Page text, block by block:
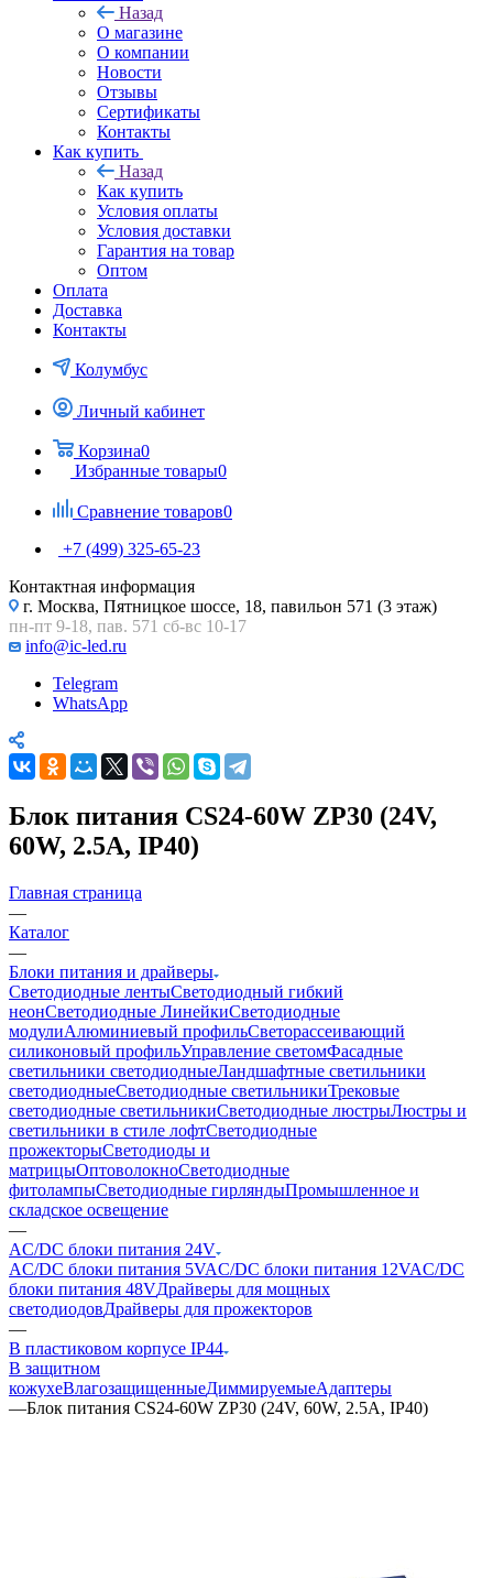
Назад
О магазине
О компании
Новости
Отзывы
Сертификаты
Контакты
Как купить
Назад
Как купить
Условия оплаты
Условия доставки
Гарантия на товар
Оптом
Оплата
Доставка
Контакты
Колумбус
Личный кабинет
Корзина0
Избранные товары0
Сравнение товаров0
+7 (499) 325-65-23
Контактная информация
г. Москва, Пятницкое шоссе, 18, павильон 571 (3 этаж)
пн-пт 9-18, пав. 571 сб-вс 10-17
info@ic-led.ru
Telegram
WhatsApp
Блок питания CS24-60W ZP30 (24V,
60W, 2.5A, IP40)
Главная страница
—
Каталог
—
Блоки питания и драйверы
Светодиодные лентыСветодиодный гибкий
неонСветодиодные ЛинейкиСветодиодные
модулиАлюминиевый профильСветорассеивающий
силиконовый профильУправление светомФасадные
светильники светодиодныеЛандшафтные светильники
светодиодныеСветодиодные светильникиТрековые
светодиодные светильникиСветодиодные люстрыЛюстры и
светильники в стиле лофтСветодиодные
прожекторыСветодиоды и
матрицыОптоволокноСветодиодные
фитолампыСветодиодные гирляндыПромышленное и
складское освещение
—
AC/DC блоки питания 24V
AC/DC блоки питания 5VAC/DC блоки питания 12VAC/DC
блоки питания 48VДрайверы для мощных
светодиодовДрайверы для прожекторов
—
В пластиковом корпусе IP44
В защитном
кожухеВлагозащищенныеДиммируемыеАдаптеры
—Блок питания CS24-60W ZP30 (24V, 60W, 2.5A, IP40)